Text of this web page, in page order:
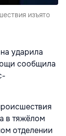
изъято
ударила
сообщила
в тяжёлом
отделении